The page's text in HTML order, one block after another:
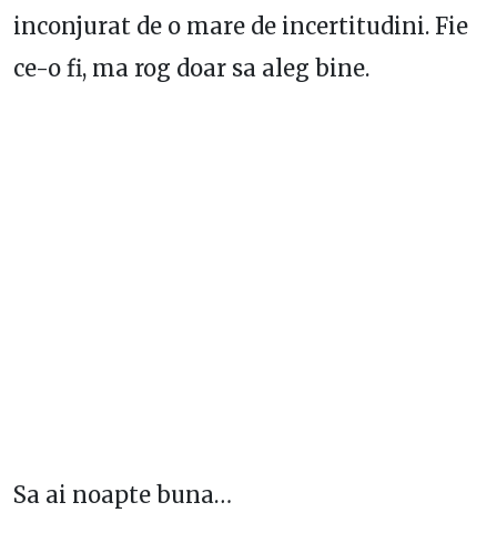
inconjurat de o mare de incertitudini. Fie
ce-o fi, ma rog doar sa aleg bine.
Sa ai noapte buna…